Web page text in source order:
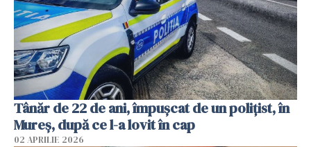
Tânăr de 22 de ani, împușcat de un polițist, în
Mureș, după ce l-a lovit în cap
02 APRILIE 2026